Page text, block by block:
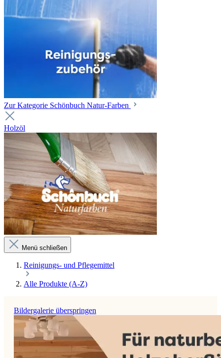
Zur Kategorie Schönbuch Natur-Farben
Holzöl
Menü schließen
Reinigungs- und Pflegemittel
Alle Produkte (A-Z)
Bildergalerie überspringen